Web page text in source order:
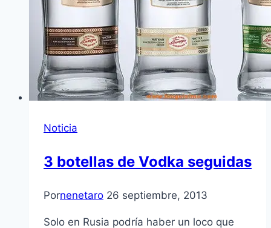
Noticia
3 botellas de Vodka seguidas
Pornenetaro 26 septiembre, 2013
Solo en Rusia podría haber un loco que